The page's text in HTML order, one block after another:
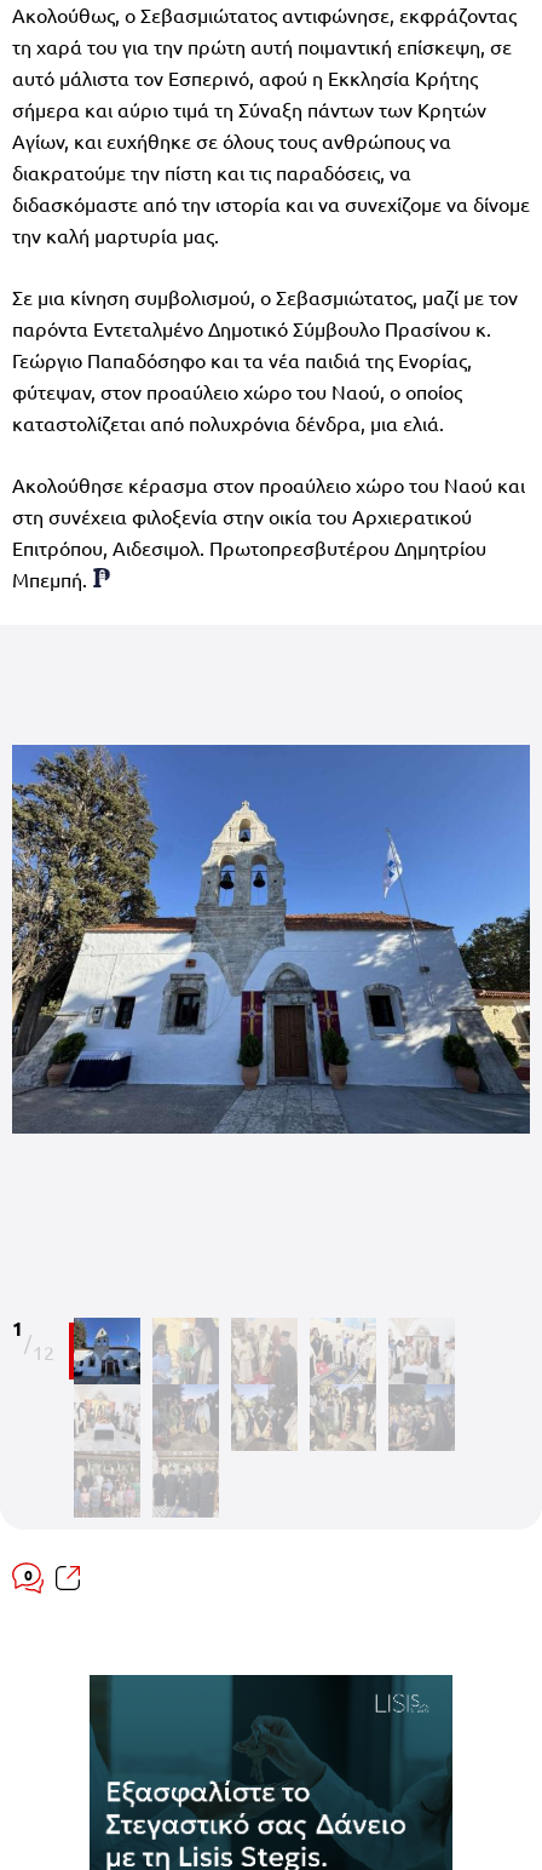
Ακολούθως, ο Σεβασμιώτατος αντιφώνησε, εκφράζοντας
τη χαρά του για την πρώτη αυτή ποιμαντική επίσκεψη, σε
αυτό μάλιστα τον Εσπερινό, αφού η Εκκλησία Κρήτης
σήμερα και αύριο τιμά τη Σύναξη πάντων των Κρητών
Αγίων, και ευχήθηκε σε όλους τους ανθρώπους να
διακρατούμε την πίστη και τις παραδόσεις, να
διδασκόμαστε από την ιστορία και να συνεχίζομε να δίνομε
την καλή μαρτυρία μας.
Σε μια κίνηση συμβολισμού, ο Σεβασμιώτατος, μαζί με τον
παρόντα Εντεταλμένο Δημοτικό Σύμβουλο Πρασίνου κ.
Γεώργιο Παπαδόσηφο και τα νέα παιδιά της Ενορίας,
φύτεψαν, στον προαύλειο χώρο του Ναού, ο οποίος
καταστολίζεται από πολυχρόνια δένδρα, μια ελιά.
Ακολούθησε κέρασμα στον προαύλειο χώρο του Ναού και
στη συνέχεια φιλοξενία στην οικία του Αρχιερατικού
Επιτρόπου, Αιδεσιμολ. Πρωτοπρεσβυτέρου Δημητρίου
Μπεμπή.
1
/12
0